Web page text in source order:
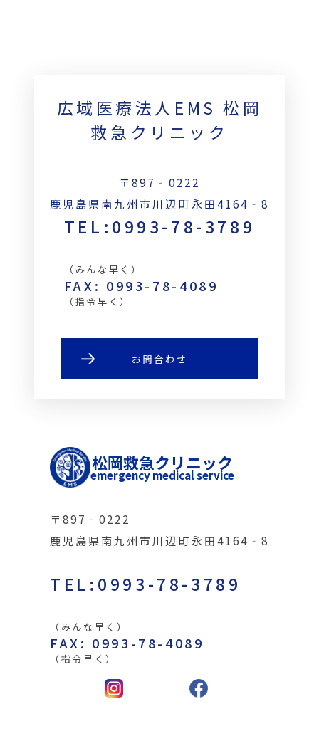
広域医療法人EMS 松岡
救急クリニック
〒897‐0222
鹿児島県南九州市川辺町永田4164‐8
TEL:0993-78-3789
（みんな早く）
FAX: 0993-78-4089
（指令早く）
お問合わせ
松岡救急クリニック
emergency medical service
〒897‐0222
鹿児島県南九州市川辺町永田4164‐8
TEL:0993-78-3789
（みんな早く）
FAX: 0993-78-4089
（指令早く）